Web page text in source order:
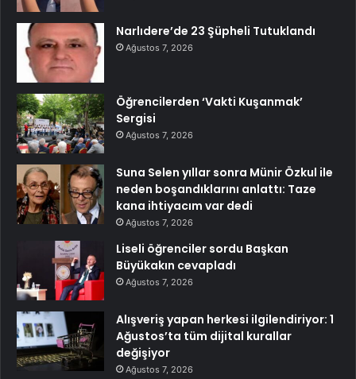
Narlıdere’de 23 Şüpheli Tutuklandı
Ağustos 7, 2026
Öğrencilerden ‘Vakti Kuşanmak’
Sergisi
Ağustos 7, 2026
Suna Selen yıllar sonra Münir Özkul ile
neden boşandıklarını anlattı: Taze
kana ihtiyacım var dedi
Ağustos 7, 2026
Liseli öğrenciler sordu Başkan
Büyükakın cevapladı
Ağustos 7, 2026
Alışveriş yapan herkesi ilgilendiriyor: 1
Ağustos’ta tüm dijital kurallar
değişiyor
Ağustos 7, 2026